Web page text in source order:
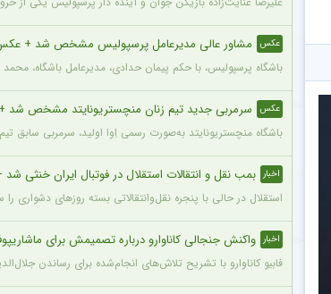
عکس مشاور عالی مدیرعامل پرسپولیس مشخص شد +
باشگاه پرسپولیس، با حکم پیمان حدادی، مدیرعامل باشگاه،
عکس سرمربی جدید تیم زنان منچستریونایتد مشخص شد + عکس
باشگاه منچستریونایتد به‌صورت رسمی اِوا اولید، سرمربی سابق
اخبار بمب نقل و انتقالات استقلال در فوتبال ایران خنثی شد +
استقلال در حالی با پنجره نقل‌وانتقالاتی بسته روزهای
اخبار واکنش جنجالی کاناوارو درباره تصمیمش برای
فابیو کاناوارو با تشریح تلاش‌های انجام‌شده برای رساندن